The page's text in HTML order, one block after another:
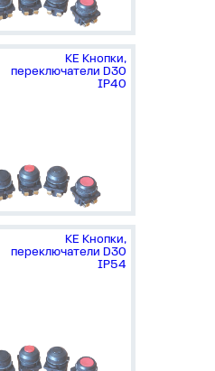
КЕ Кнопки,
переключатели D30
IP40
КЕ Кнопки,
переключатели D30
IP54